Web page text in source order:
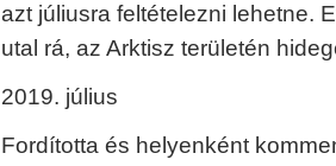
azt júliusra feltételezni lehetne.
utal rá, az Arktisz területén
2019. július
Fordította és helyenként